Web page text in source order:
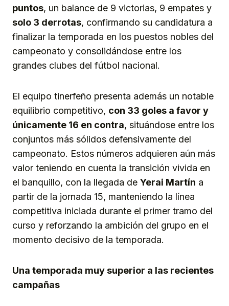
puntos, un balance de 9 victorias, 9 empates y
solo 3 derrotas, confirmando su candidatura a
finalizar la temporada en los puestos nobles del
campeonato y consolidándose entre los
grandes clubes del fútbol nacional.
El equipo tinerfeño presenta además un notable
equilibrio competitivo, con 33 goles a favor y
únicamente 16 en contra, situándose entre los
conjuntos más sólidos defensivamente del
campeonato. Estos números adquieren aún más
valor teniendo en cuenta la transición vivida en
el banquillo, con la llegada de Yerai Martín a
partir de la jornada 15, manteniendo la línea
competitiva iniciada durante el primer tramo del
curso y reforzando la ambición del grupo en el
momento decisivo de la temporada.
Una temporada muy superior a las recientes
campañas